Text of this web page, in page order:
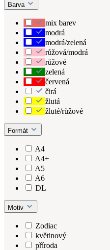
Barva
mix barev
modrá
modrá/zelená
růžová/modrá
růžové
zelená
červená
čirá
žlutá
žluté/růžové
Formát
A4
A4+
A5
A6
DL
Motiv
Zodiac
květinový
příroda